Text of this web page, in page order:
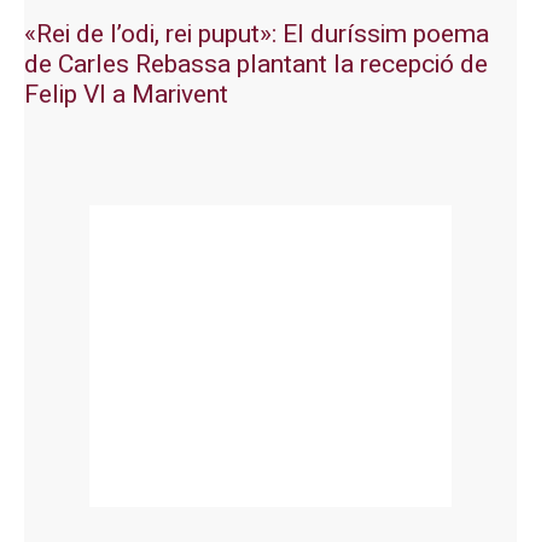
«Rei de l’odi, rei puput»: El duríssim poema
de Carles Rebassa plantant la recepció de
Felip VI a Marivent